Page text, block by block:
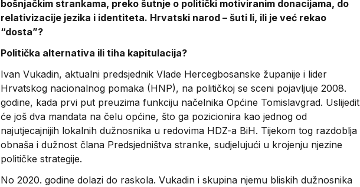
bošnjačkim strankama, preko šutnje o politički motiviranim donacijama, do
relativizacije jezika i identiteta. Hrvatski narod – šuti li, ili je već rekao
“dosta”?
Politička alternativa ili tiha kapitulacija?
Ivan Vukadin, aktualni predsjednik Vlade Hercegbosanske županije i lider
Hrvatskog nacionalnog pomaka (HNP), na političkoj se sceni pojavljuje 2008.
godine, kada prvi put preuzima funkciju načelnika Općine Tomislavgrad. Uslijedit
će još dva mandata na čelu općine, što ga pozicionira kao jednog od
najutjecajnijih lokalnih dužnosnika u redovima HDZ-a BiH. Tijekom tog razdoblja
obnaša i dužnost člana Predsjedništva stranke, sudjelujući u krojenju njezine
političke strategije.
No 2020. godine dolazi do raskola. Vukadin i skupina njemu bliskih dužnosnika